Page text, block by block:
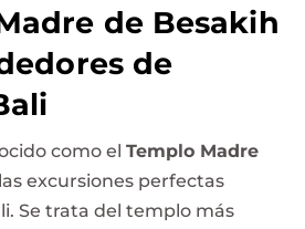
de Besakih
de
como el Templo Madre
excursiones perfectas
Se trata del templo más